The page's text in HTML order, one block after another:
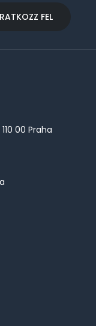
FEL
00 Praha